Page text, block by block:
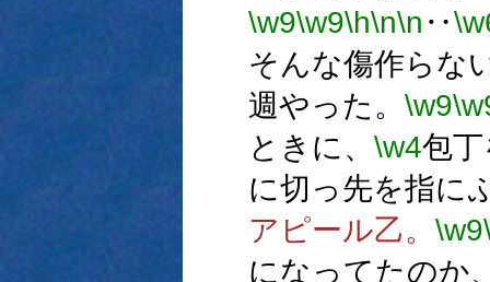
\w9\w9\h\n\n ‥
そんな傷作らな
週やった。 \w9
ときに、 \w4包
に切っ先を指に
アピール乙。 \w9
になってたのか